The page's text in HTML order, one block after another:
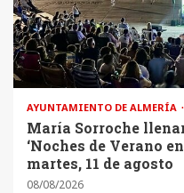
AYUNTAMIENTO DE ALMERÍA
María Sorroche
‘Noches de Verano
martes, 11 de agosto
08/08/2026